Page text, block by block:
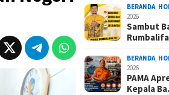
BERANDA,
2026
Sambut
BERANDA,
2026
PAMA
Kepala